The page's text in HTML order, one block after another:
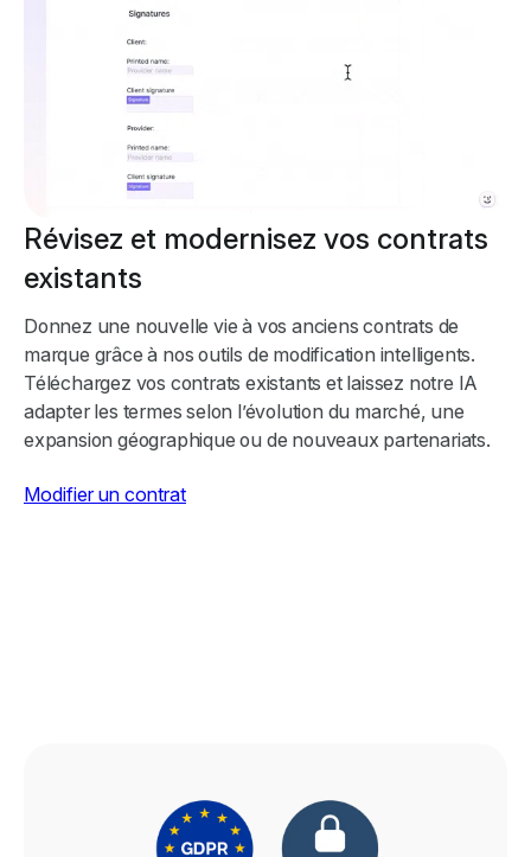
Révisez et modernisez vos contrats
existants
Donnez une nouvelle vie à vos anciens contrats de
marque grâce à nos outils de modification intelligents.
Téléchargez vos contrats existants et laissez notre IA
adapter les termes selon l’évolution du marché, une
expansion géographique ou de nouveaux partenariats.
Modifier un contrat